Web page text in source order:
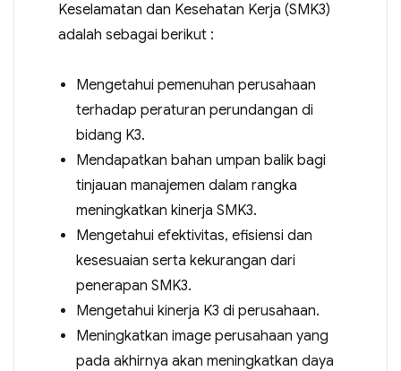
Keselamatan dan Kesehatan Kerja (SMK3)
adalah sebagai berikut :
Mengetahui pemenuhan perusahaan
terhadap peraturan perundangan di
bidang K3.
Mendapatkan bahan umpan balik bagi
tinjauan manajemen dalam rangka
meningkatkan kinerja SMK3.
Mengetahui efektivitas, efisiensi dan
kesesuaian serta kekurangan dari
penerapan SMK3.
Mengetahui kinerja K3 di perusahaan.
Meningkatkan image perusahaan yang
pada akhirnya akan meningkatkan daya